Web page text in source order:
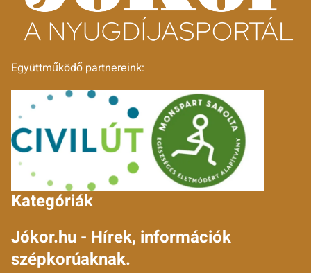
Együttműködő partnereink:
Kategóriák
Jókor.hu - Hírek, információk
szépkorúaknak.